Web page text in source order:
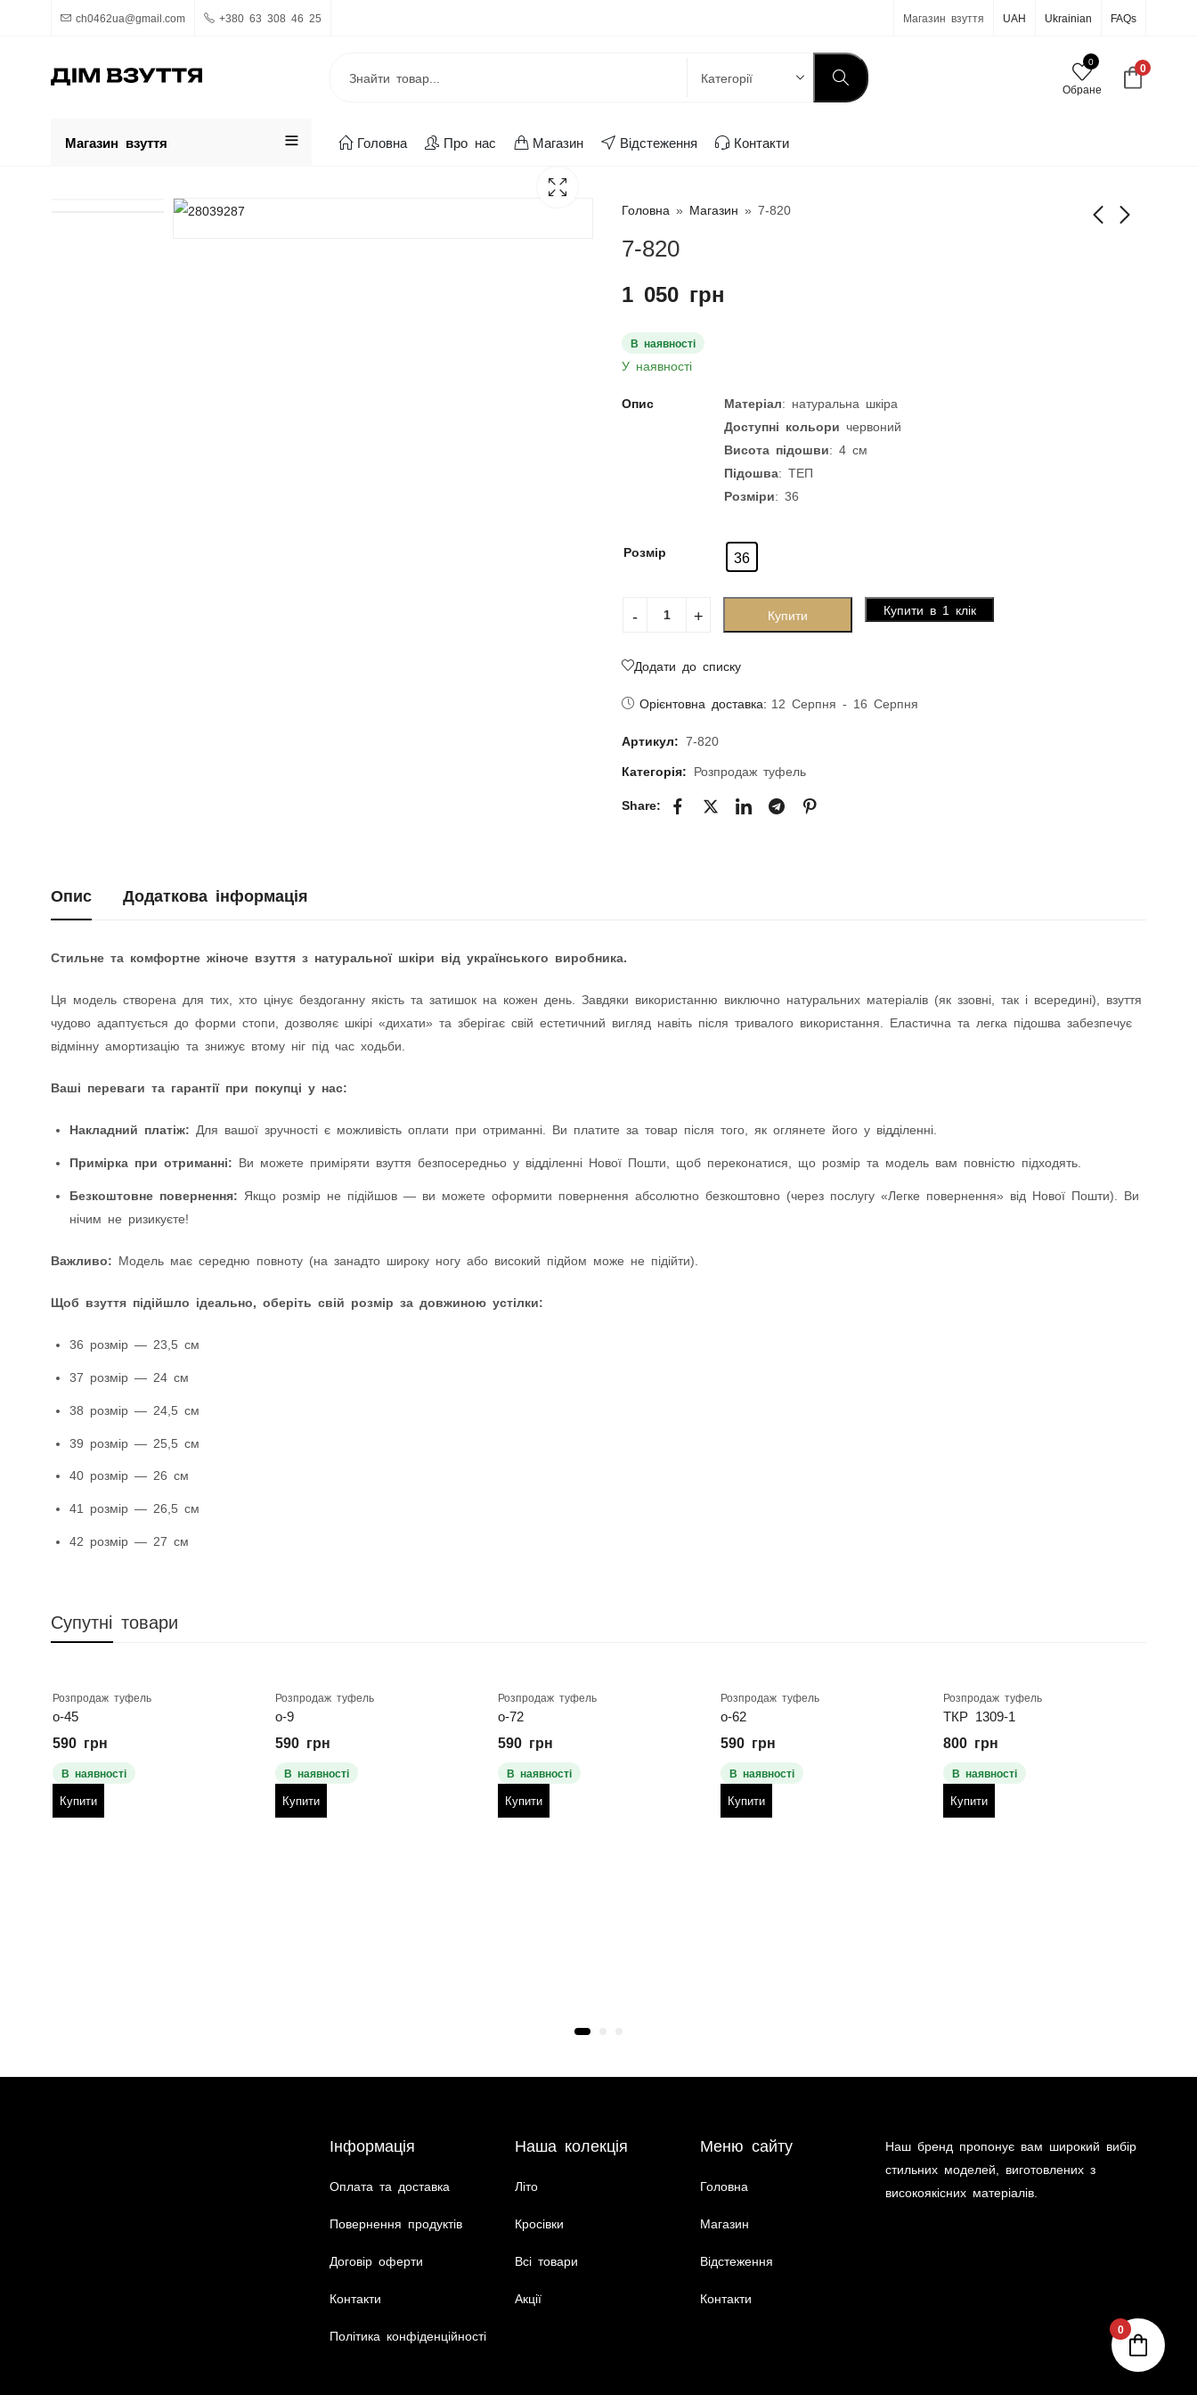
ch0462ua@gmail.com +380 63 308 46 25 Магазин взуття UAH Ukrainian FAQs
0
Обране
0
Магазин взуття Головна Про нас Магазин Відстеження Контакти
Головна » Магазин » 7-820
7-820
1 050 грн
В наявності
У наявності
Опис Матеріал: натуральна шкіра
Доступні кольори червоний
Висота підошви: 4 см
Підошва: ТЕП
Розміри: 36
Розмір 36
Купити Купити в 1 клік
Додати до списку
Орієнтовна доставка: 12 Серпня - 16 Серпня
Артикул: 7-820
Категорія: Розпродаж туфель
Share:
Опис Додаткова інформація
Стильне та комфортне жіноче взуття з натуральної шкіри від українського виробника.
Ця модель створена для тих, хто цінує бездоганну якість та затишок на кожен день. Завдяки використанню виключно натуральних матеріалів (як ззовні, так і всередині), взуття
чудово адаптується до форми стопи, дозволяє шкірі «дихати» та зберігає свій естетичний вигляд навіть після тривалого використання. Еластична та легка підошва забезпечує
відмінну амортизацію та знижує втому ніг під час ходьби.
Ваші переваги та гарантії при покупці у нас:
Накладний платіж: Для вашої зручності є можливість оплати при отриманні. Ви платите за товар після того, як оглянете його у відділенні.
Примірка при отриманні: Ви можете приміряти взуття безпосередньо у відділенні Нової Пошти, щоб переконатися, що розмір та модель вам повністю підходять.
Безкоштовне повернення: Якщо розмір не підійшов — ви можете оформити повернення абсолютно безкоштовно (через послугу «Легке повернення» від Нової Пошти). Ви
нічим не ризикуєте!
Важливо: Модель має середню повноту (на занадто широку ногу або високий підйом може не підійти).
Щоб взуття підійшло ідеально, оберіть свій розмір за довжиною устілки:
36 розмір — 23,5 см
37 розмір — 24 см
38 розмір — 24,5 см
39 розмір — 25,5 см
40 розмір — 26 см
41 розмір — 26,5 см
42 розмір — 27 см
Супутні товари
Розпродаж туфель
о-45
590 грн
В наявності
Купити
Розпродаж туфель
о-9
590 грн
В наявності
Купити
Розпродаж туфель
о-72
590 грн
В наявності
Купити
Розпродаж туфель
о-62
590 грн
В наявності
Купити
Розпродаж туфель
ТКР 1309-1
800 грн
В наявності
Купити
Інформація
Оплата та доставка
Повернення продуктів
Договір оферти
Контакти
Політика конфіденційності
Наша колекція
Літо
Кросівки
Всі товари
Акції
Меню сайту
Головна
Магазин
Відстеження
Контакти
Наш бренд пропонує вам широкий вибір
стильних моделей, виготовлених з
високоякісних матеріалів.
0